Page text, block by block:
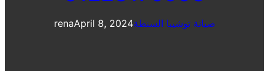
renaApril 8, 2024صيانة توشيبا السنطة